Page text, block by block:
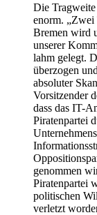
Die
enorm. „Zwei
Bremen wird
unserer
lahm gelegt.
überzogen
absoluter
Vorsitzender
dass das IT-
Piratenpartei
genommen
Piratenpartei
politischen
verletzt